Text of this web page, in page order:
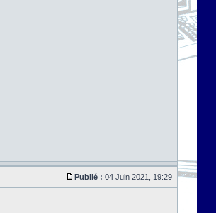
Publié : 04 Juin 2021, 19:29